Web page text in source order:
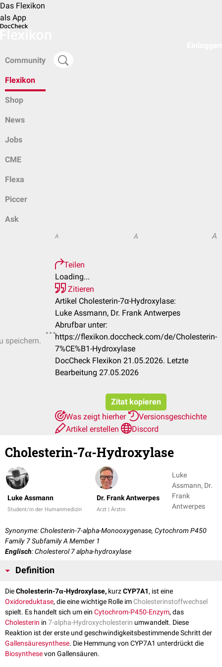
Das Flexikon
als App
Community
Flexikon
Shop
News
Jobs
CME
Flexa
Piccer
Ask
speichern.
A A A
Teilen
Loading...
Zitieren
Artikel Cholesterin-7α-Hydroxylase:
Luke Assmann, Dr. Frank Antwerpes
Abrufbar unter:
https://flexikon.doccheck.com/de/Cholesterin-
7%CE%B1-Hydroxylase
DocCheck Flexikon 21.05.2026. Letzte
Bearbeitung 27.05.2026
Zitat kopieren
Was zeigt hierher
Versionsgeschichte
Artikel erstellen
Discord
Cholesterin-7α-Hydroxylase
Luke Assmann
Student/in der Humanmedizin
Dr. Frank Antwerpes
Arzt | Ärztin
Luke
Assmann, Dr.
Frank
Antwerpes
Synonyme: Cholesterin-7-alpha-Monooxygenase, Cytochrom P450
Family 7 Subfamily A Member 1
Englisch: Cholesterol 7 alpha-hydroxylase
Definition
DieCholesterin-7α-Hydroxylase, kurzCYP7A1, ist eine
Oxidoreduktase, die eine wichtige Rolle im Cholesterinstoffwechsel
spielt. Es handelt sich um ein Cytochrom-P450-Enzym, das
Cholesterin in 7-alpha-Hydroxycholesterin umwandelt. Diese
Reaktion ist der erste und geschwindigkeitsbestimmende Schritt der
Gallensäuresynthese. Die Hemmung von CYP7A1 unterdrückt die
Biosynthesevon Gallensäuren.